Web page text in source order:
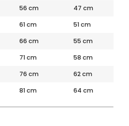
56 cm
47 cm
61 cm
51 cm
66 cm
55 cm
71 cm
58 cm
76 cm
62 cm
81 cm 64 cm